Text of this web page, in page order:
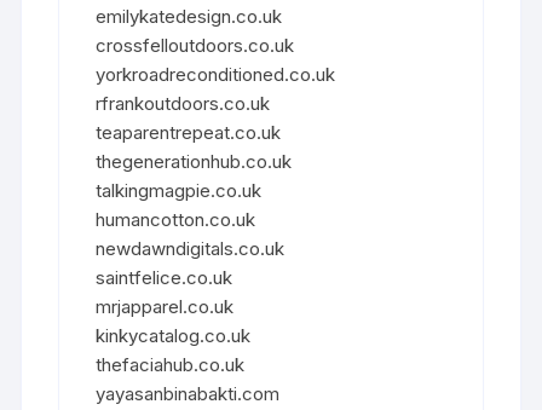
emilykatedesign.co.uk
crossfelloutdoors.co.uk
yorkroadreconditioned.co.uk
rfrankoutdoors.co.uk
teaparentrepeat.co.uk
thegenerationhub.co.uk
talkingmagpie.co.uk
humancotton.co.uk
newdawndigitals.co.uk
saintfelice.co.uk
mrjapparel.co.uk
kinkycatalog.co.uk
thefaciahub.co.uk
yayasanbinabakti.com